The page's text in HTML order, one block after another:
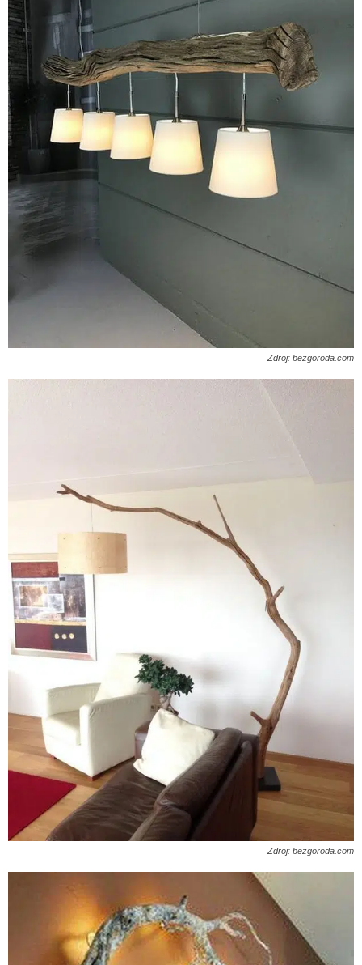
Zdroj: bezgoroda.com
Zdroj: bezgoroda.com